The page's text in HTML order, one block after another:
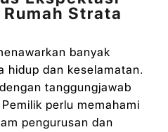
Strata
banyak
hidup dan keselamatan.
tanggungjawab
perlu memahami
pengurusan dan